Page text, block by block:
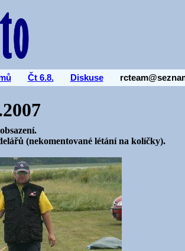
Čt 6.8. Diskuse
(nekomentované létání na kolíčky).